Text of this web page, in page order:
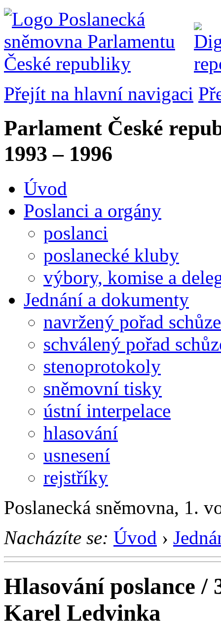
Přejít na hlavní navigaci
Parlament České
1993 – 1996
Úvod
Poslanci a orgány
poslanci
poslanecké kluby
výbory, komise a
Jednání a dokumenty
navržený pořad schůze
schválený pořad
stenoprotokoly
sněmovní tisky
ústní interpelace
hlasování
usnesení
rejstříky
Poslanecká sněmovna, 1.
Nacházíte se: Úvod ›
Hlasování poslance /
Karel Ledvinka